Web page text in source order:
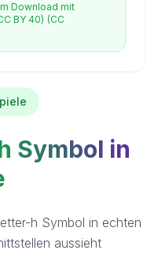
Download mit
BY 40) (CC
Symbol in
h Symbol in echten
aussieht